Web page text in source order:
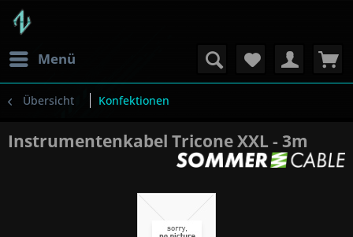
Menü
Übersicht Konfektionen
Instrumentenkabel Tricone XXL - 3m